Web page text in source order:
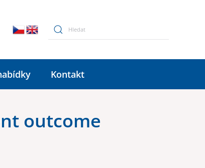
Kontakt
outcome